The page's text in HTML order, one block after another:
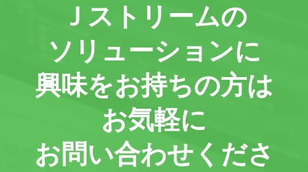
Ｊストリームの
ソリューションに
興味をお持ちの方は
お気軽に
お問い合わせくださ